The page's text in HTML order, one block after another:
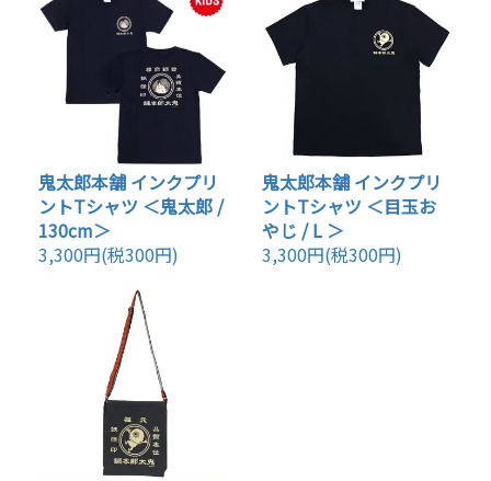
鬼太郎本舗 インクプリ
ントTシャツ ＜鬼太郎 /
130cm＞
3,300円(税300円)
鬼太郎本舗 インクプリ
ントTシャツ ＜目玉お
やじ / L ＞
3,300円(税300円)